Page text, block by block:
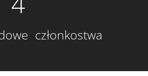
członkostwa